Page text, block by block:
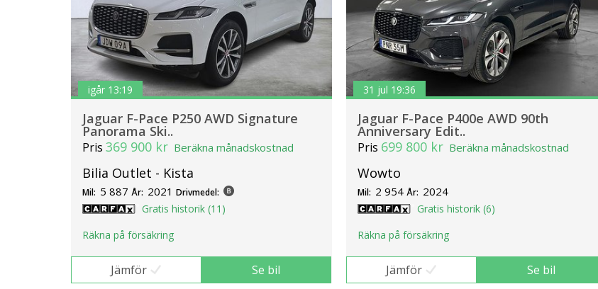
igår 13:19
Jaguar F-Pace P250 AWD Signature
Panorama Ski..
Pris 369 900 kr Beräkna månadskostnad
Bilia Outlet - Kista
Mil: 5 887 År: 2021 Drivmedel:
Gratis historik (11)
Räkna på försäkring
Jämför Se bil
31 jul 19:36
Jaguar F-Pace P400e AWD 90th
Anniversary Edit..
Pris 699 800 kr Beräkna månadskostnad
Wowto
Mil: 2 954 År: 2024
Gratis historik (6)
Räkna på försäkring
Jämför Se bil